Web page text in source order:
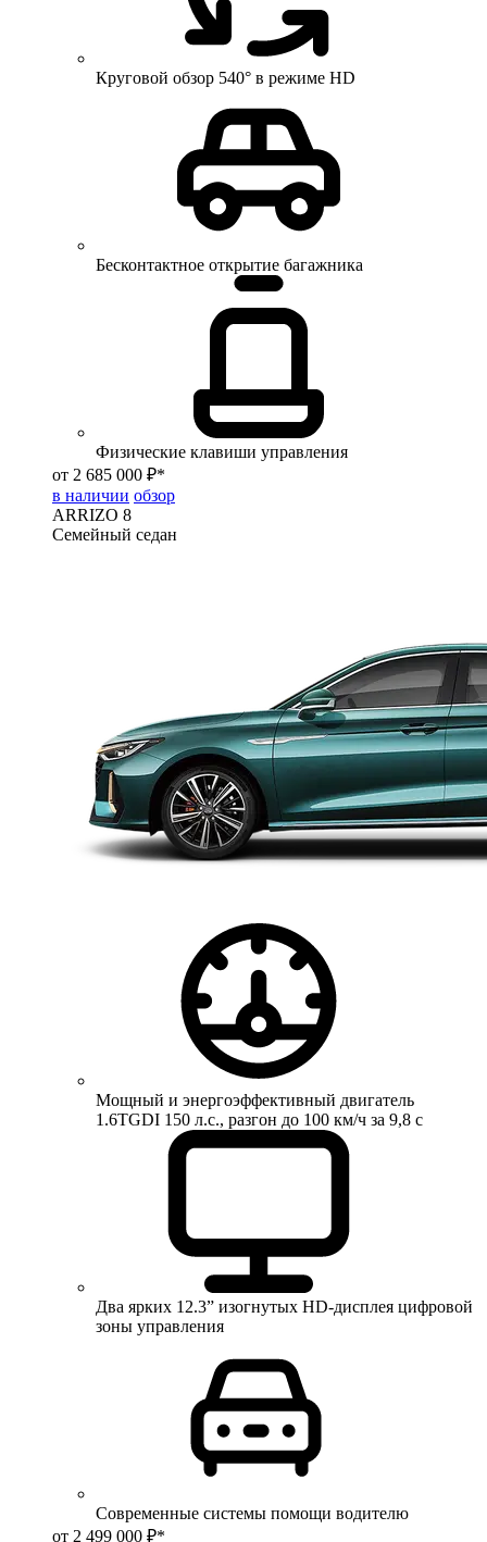
Круговой обзор 540° в режиме HD
Бесконтактное открытие багажника
Физические клавиши управления
от 2 685 000 ₽*
в наличии обзор
ARRIZO 8
Семейный седан
Мощный и энергоэффективный двигатель
1.6TGDI 150 л.с., разгон до 100 км/ч за 9,8 с
Два ярких 12.3” изогнутых HD-дисплея цифровой
зоны управления
Современные системы помощи водителю
от 2 499 000 ₽*